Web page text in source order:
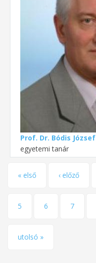
Prof. Dr. Bódis József
egyetemi tanár
Oldalak
« első ‹ előző
5 6 7
utolsó »